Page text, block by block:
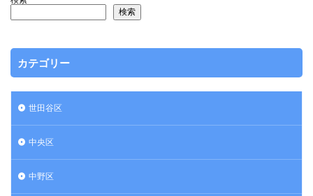
検索
カテゴリー
世田谷区
中央区
中野区